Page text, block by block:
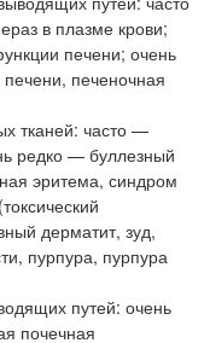
в плазме крови;
печени; очень
печеночная
тканей: часто —
редко — буллезный
эритема, синдром
дерматит, зуд,
пурпура, пурпура
путей: очень
почечная